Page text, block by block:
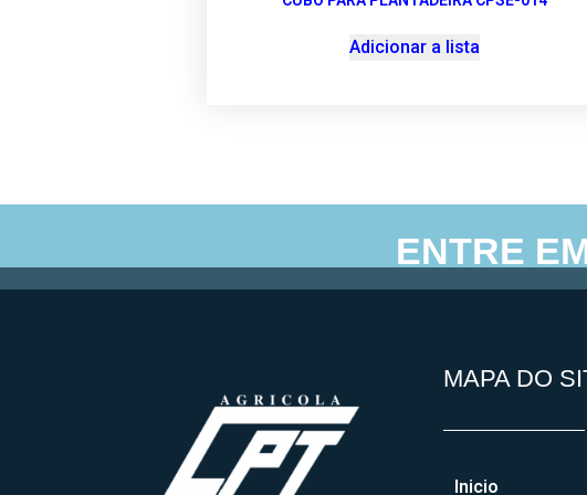
Adicionar a lista
ENTRE
MAPA DO
Inicio